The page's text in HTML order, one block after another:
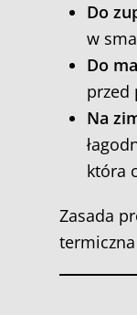
Do
w
Do
przed
Na
która
Zasada